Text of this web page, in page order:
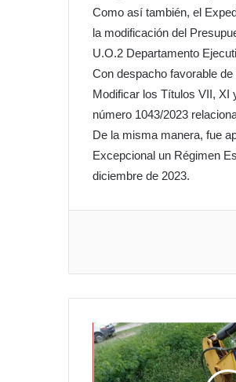
Como así también, el
la modificación del
U.O.2 Departamento
Con despacho favorable
Modificar los Títulos VII, XI
número 1043/2023
De la misma manera, fue
Excepcional un Régimen
diciembre de 2023.